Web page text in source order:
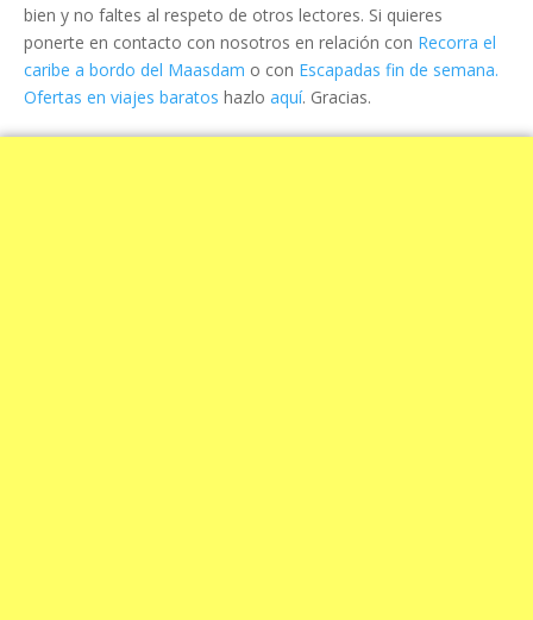
bien y no faltes al respeto de otros lectores. Si quieres
ponerte en contacto con nosotros en relación con Recorra el
caribe a bordo del Maasdam o con Escapadas fin de semana.
Ofertas en viajes baratos hazlo aquí. Gracias.